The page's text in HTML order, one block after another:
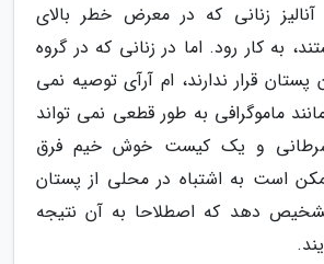
زنانی که در معرض خطر بالای
به کار رود. اما در زنانی که در گروه
قرار ندارند، ام آرآی توصیه نمی
ماموگرافی به طور قطعی نمی تواند
و یک کیست خوش خیم فرق
ممکن است به اشتباه در محلی از پستان
دهد که اصطلاحا به آن نتیجه